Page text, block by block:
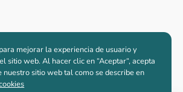
mejorar la experiencia de usuario y
sitio web. Al hacer clic en “Aceptar“, acepta
nuestro sitio web tal como se describe en